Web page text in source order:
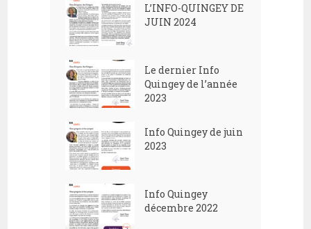
L’INFO-QUINGEY DE
JUIN 2024
Le dernier Info
Quingey de l’année
2023
Info Quingey de juin
2023
Info Quingey
décembre 2022